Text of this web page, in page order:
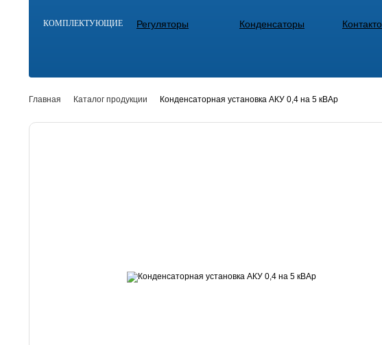
КОМПЛЕКТУЮЩИЕ Регуляторы Конденсаторы
Главная Каталог продукции Конденсаторная установка АКУ 0,4 на 5 кВАр